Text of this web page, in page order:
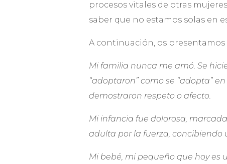
procesos vitales de otras
saber que no estamos solas en
A continuación, os
Mi familia nunca me amó. Se
“adoptaron” como se “adopta”
demostraron respeto o afecto.
Mi infancia fue dolorosa,
adulta por la fuerza, concibiendo
Mi bebé, mi pequeño que hoy